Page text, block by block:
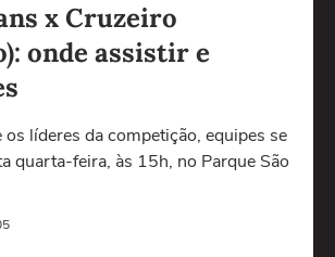
x Cruzeiro
onde assistir e
os líderes da competição, equipes se
quarta-feira, às 15h, no Parque São